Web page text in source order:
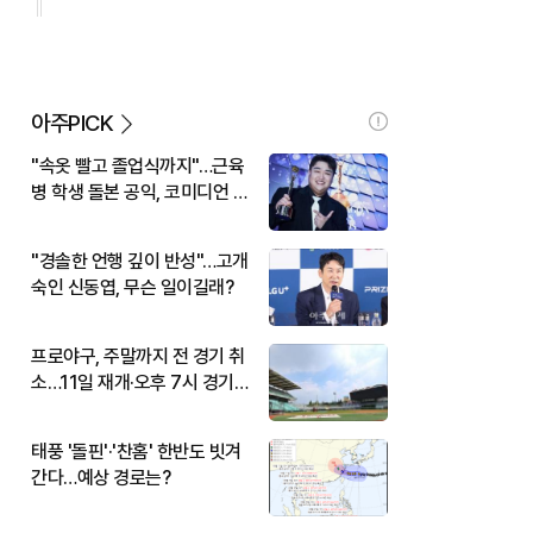
아주PICK
"속옷 빨고 졸업식까지"…근육
병 학생 돌본 공익, 코미디언 김
"경솔한 언행 깊이 반성"…고개
숙인 신동엽, 무슨 일이길래?
프로야구, 주말까지 전 경기 취
소…11일 재개·오후 7시 경기
태풍 '돌핀'·'찬홈' 한반도 빗겨
간다…예상 경로는?